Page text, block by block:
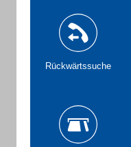
Rückwärtssuche